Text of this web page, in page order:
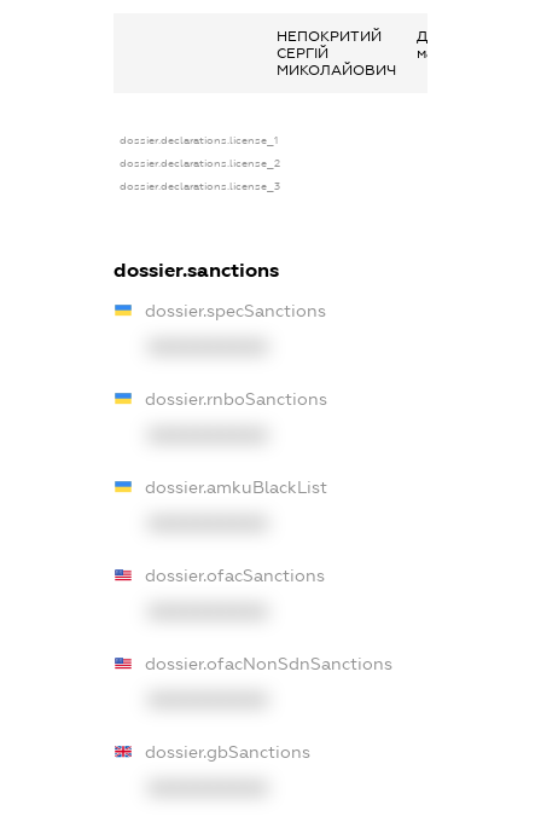
НЕПОКРИТИЙ
СЕРГІЙ
МИКОЛАЙОВИЧ
Дохід від
майна в оренду
dossier.declarations.license_1
dossier.declarations.license_2
dossier.declarations.license_3
dossier.sanctions
dossier.specSanctions
dossier.rnboSanctions
dossier.amkuBlackList
dossier.ofacSanctions
dossier.ofacNonSdnSanctions
dossier.gbSanctions